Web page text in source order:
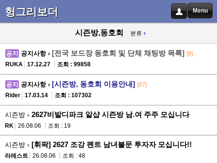
헝그리보더 Menu
시즌방,동호회 분류
공지 공지사항 › [전국 보드장 동호회 및 단체 채팅방 목록] [9]
RUKA
17.12.27 조회 : 99858
공지 공지사항 › [시즌방, 동호회 이용안내] [87]
Rider
17.03.14 조회 : 107302
시즌방 › 2627비발디파크 알샵 시즌방 남.여 주주 모십니다
RK 26.08.06 조회 : 19
시즌방 › [휘팍] 2627 조강 펜트 남녀불문 투자자 모십니다!!
라레스트 26.08.06 조회 : 48